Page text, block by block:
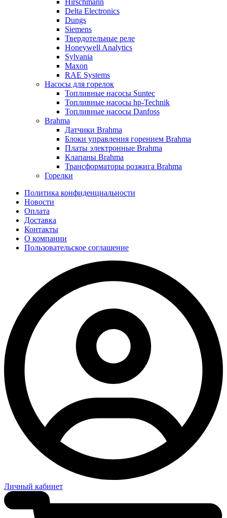
Hirschmann
Delta Electronics
Dungs
Siemens
Твердотельные реле
Honeywell Analytics
Sylvania
Maxon
RAE Systems
Насосы для горелок
Топливные насосы Suntec
Топливные насосы hp-Technik
Топливные насосы Danfoss
Brahma
Датчики Brahma
Блоки управления горением Brahma
Платы электронные Brahma
Клапаны Brahma
Трансформаторы розжига Brahma
Горелки
Политика конфиденциальности
Новости
Оплата
Доставка
Контакты
О компании
Пользовательское соглашение
Личный кабинет